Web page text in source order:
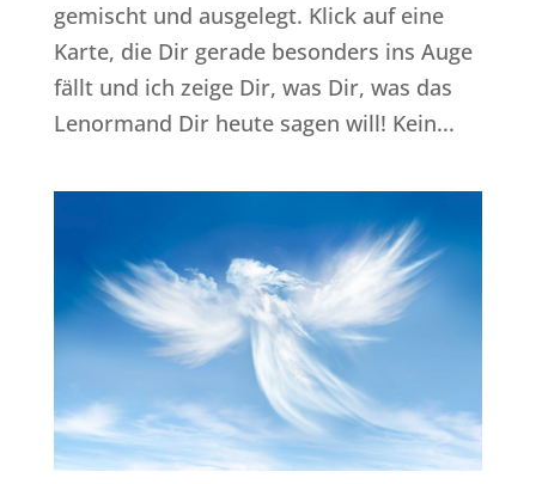
gemischt und ausgelegt. Klick auf eine
Karte, die Dir gerade besonders ins Auge
fällt und ich zeige Dir, was Dir, was das
Lenormand Dir heute sagen will! Kein...